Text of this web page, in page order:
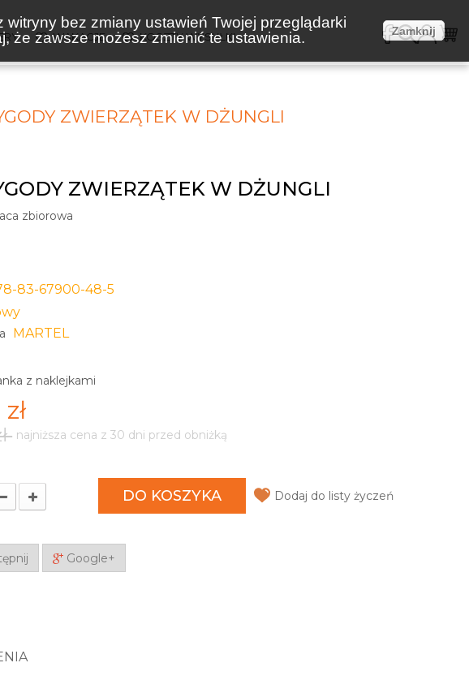
bez zmiany ustawień Twojej przeglądarki
że zawsze możesz zmienić te ustawienia.
Zamknij
WAKACJE KOSZTY WYSYŁKI
ZWIERZĄTEK W DŻUNGLI
ZWIERZĄTEK W DŻUNGLI
zbiorowa
83-67900-48-5
MARTEL
z naklejkami
najniższa cena z 30 dni przed obniżką
DO KOSZYKA Dodaj do listy życzeń
Google+